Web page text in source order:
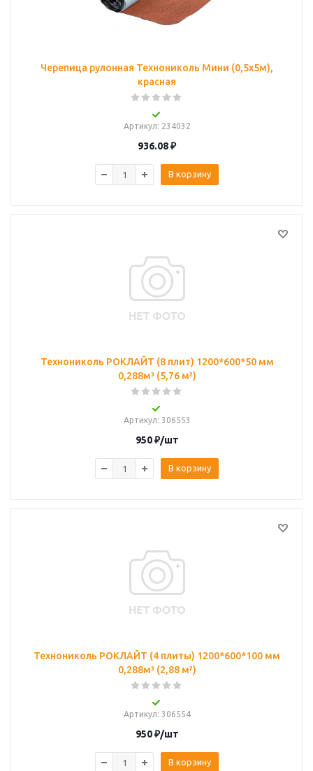
Черепица рулонная Технониколь Мини (0,5х5м),
красная
Артикул: 234032
936.08₽
В корзину
Технониколь РОКЛАЙТ (8 плит) 1200*600*50 мм
0,288м³ (5,76 м²)
Артикул: 306553
950₽/шт
В корзину
Технониколь РОКЛАЙТ (4 плиты) 1200*600*100 мм
0,288м³ (2,88 м²)
Артикул: 306554
950₽/шт
В корзину